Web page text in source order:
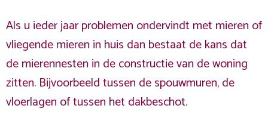
Als u ieder jaar problemen ondervindt met mieren of
vliegende mieren in huis dan bestaat de kans dat
de mierennesten in de constructie van de woning
zitten. Bijvoorbeeld tussen de spouwmuren, de
vloerlagen of tussen het dakbeschot.